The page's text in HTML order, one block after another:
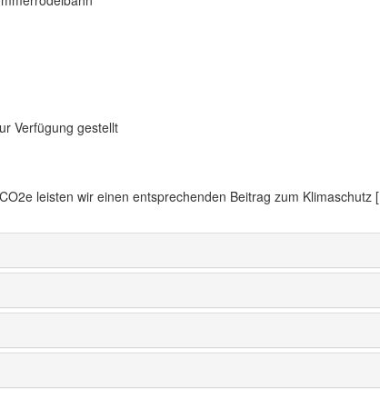
Verfügung gestellt
leisten wir einen entsprechenden Beitrag zum Klimaschutz